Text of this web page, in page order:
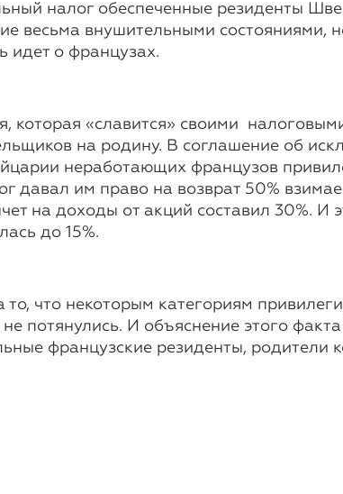
налог обеспеченные резиденты
весьма внушительными состояниями,
идет о французах.
которая «славится» своими
на родину. В соглашение об
неработающих французов
давал им право на возврат 50%
на доходы от акций составил 30%.
до 15%.
то, что некоторым категориям
потянулись. И объяснение этого
французские резиденты,